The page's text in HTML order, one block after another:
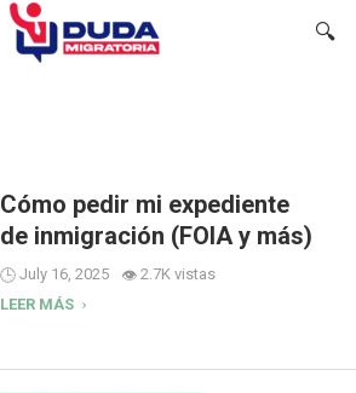
Cómo pedir mi expediente
de inmigración (FOIA y más)
July 16, 2025
2.7K vistas
LEER MÁS